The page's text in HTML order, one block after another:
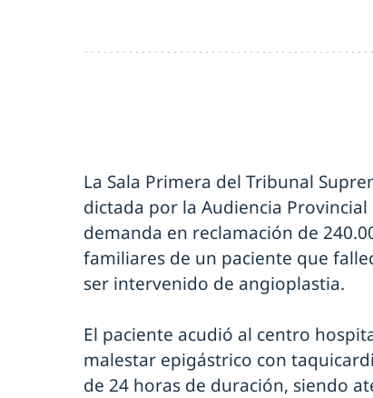
La Sala Primera del Tribunal
dictada por la Audiencia
demanda en reclamación de
familiares de un paciente que
ser intervenido de angioplastia.
El paciente acudió al centro
malestar epigástrico con
de 24 horas de duración, siendo